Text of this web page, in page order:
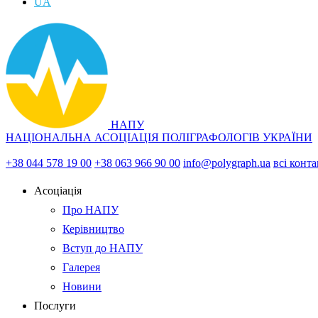
НАПУ
НАЦІОНАЛЬНА АСОЦІАЦІЯ ПОЛІГРАФОЛОГІВ УКРАЇНИ
+38 044 578 19 00 +38 063 966 90 00 info@polygraph.ua всі
Асоціація
Про НАПУ
Керівництво
Вступ до НАПУ
Галерея
Новини
Послуги